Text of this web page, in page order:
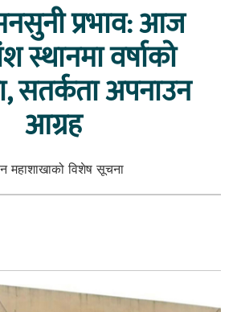
प्रभाव: आज
स्थानमा वर्षाको
सतर्कता अपनाउन
आग्रह
महाशाखाको विशेष सूचना